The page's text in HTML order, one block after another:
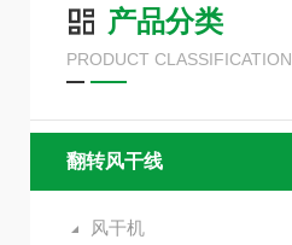
产品分类
PRODUCT CLASSIFICATION
翻转风干线
风干机